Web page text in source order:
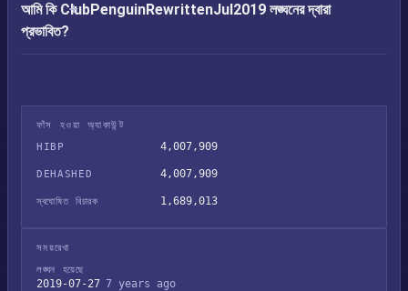
আমি কি ClubPenguinRewrittenJul2019 লঙ্ঘনের দ্বারা
প্রভাবিত?
ফাঁস হওয়া অ্যাকাউন্ট
HIBP
4,007,909
DEHASHED 4,007,909
স্বঘোষিত বিচারক 1,689,013
সময়রেখা
লঙ্ঘন হয়েছে
2019-07-27 7 years ago